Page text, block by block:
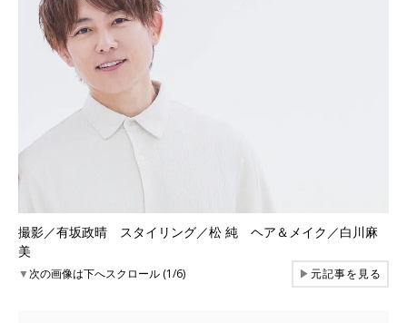
撮影／有坂政晴 スタイリング／松 純 ヘア＆メイク／白川麻
美
▼次の画像は下へスクロール (1/6) ▶元記事を見る